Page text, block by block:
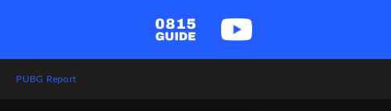
PUBG Report